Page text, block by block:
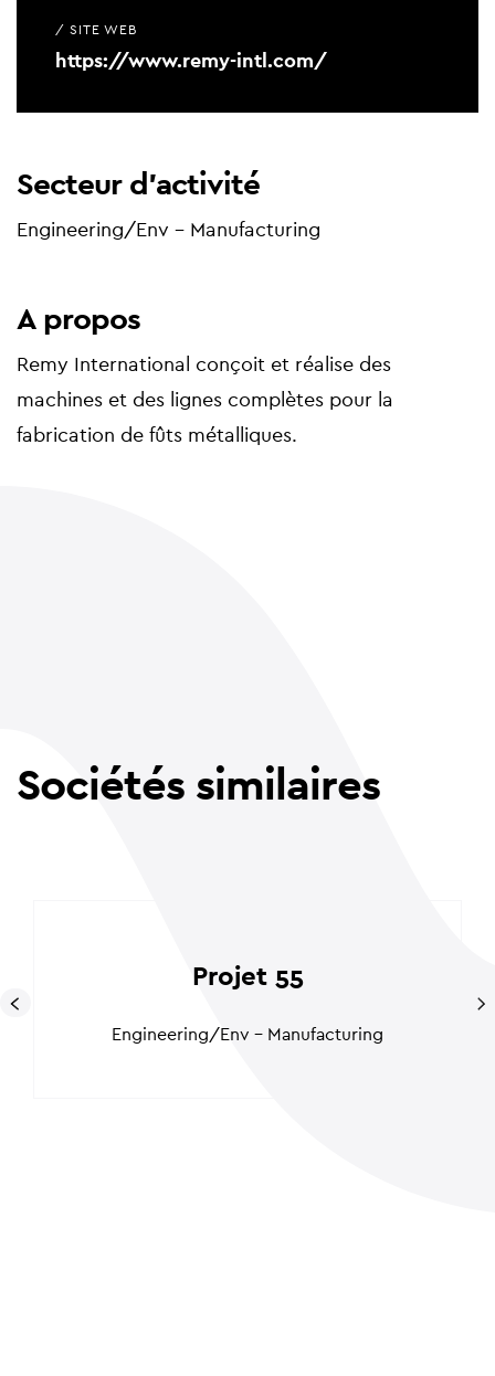
/ SITE WEB
https://www.remy-intl.com/
Secteur d'activité
Engineering/Env - Manufacturing
A propos
Remy International conçoit et réalise des
machines et des lignes complètes pour la
fabrication de fûts métalliques.
Sociétés similaires
Projet 55
Engineering/Env - Manufacturing